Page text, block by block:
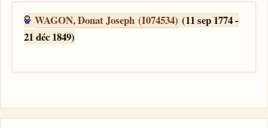
WAGON, Donat Joseph (I074534) (11 sep 1774 -
21 déc 1849)